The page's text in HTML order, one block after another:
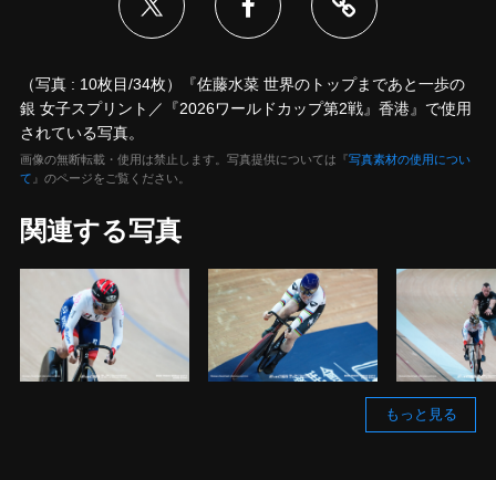
（写真 : 10枚目/34枚）『佐藤水菜 世界のトップまであと一歩の
銀 女子スプリント／『2026ワールドカップ第2戦』香港』で使用
されている写真。
画像の無断転載・使用は禁止します。写真提供については『写真素材の使用につい
て 』のページをご覧ください。
関連する写真
もっと見る